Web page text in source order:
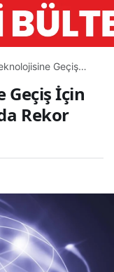
Geçiş
İşte Detaylar!
Geçiş İçin
Rekor
PAYLAŞ